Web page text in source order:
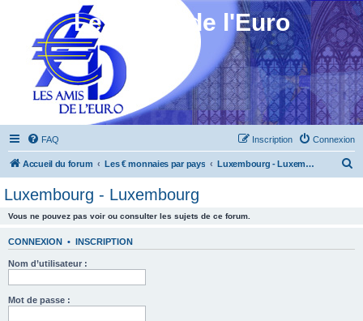
Les Amis de l'Euro
FAQ Connexion
Inscription
Accueil du forum Les € monnaies par pays Luxembourg - Luxembourg
Luxembourg - Luxembourg
Vous ne pouvez pas voir ou consulter les sujets de ce forum.
CONNEXION • INSCRIPTION
Nom d’utilisateur :
Mot de passe :